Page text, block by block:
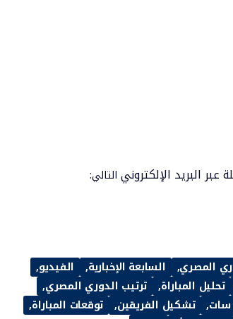
البريد الإلكتروني التالي:
المصري السابعة الإخبارية
الفيديو
تحليل المباراة
ترتيب الدوري المصري
سات تشكيل الفريقين
توقعات المباراة